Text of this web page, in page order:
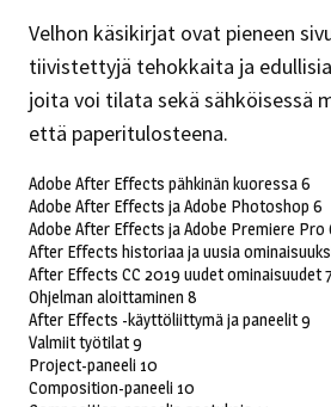
Velhon käsikirjat ovat pieneen
tiivistettyjä tehokkaita ja
joita voi tilata sekä sähköisessä
että paperitulosteena.
Adobe After Effects pähkinän kuoressa 6
Adobe After Effects ja Adobe Photoshop 6
Adobe After Effects ja Adobe Premiere Pro
After Effects historiaa ja uusia
After Effects CC 2019 uudet ominaisuudet 7
Ohjelman aloittaminen 8
After Effects -käyttöliittymä ja paneelit 9
Valmiit työtilat 9
Project-paneeli 10
Composition-paneeli 10